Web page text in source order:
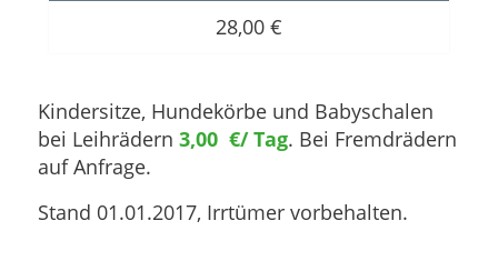
28,00 €
Kindersitze, Hundekörbe und Babyschalen
bei Leihrädern 3,00 €/ Tag. Bei Fremdrädern
auf Anfrage.
Stand 01.01.2017, Irrtümer vorbehalten.